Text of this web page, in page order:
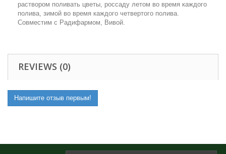
раствором поливать цветы, россаду летом во время каждого
полива, зимой во время каждого четвертого полива.
Совместим с Радифармом, Вивой.
REVIEWS (0)
Напишите отзыв первым!